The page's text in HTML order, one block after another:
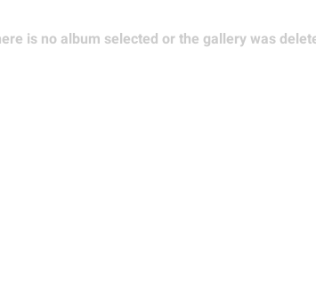
is no album selected or the gallery was